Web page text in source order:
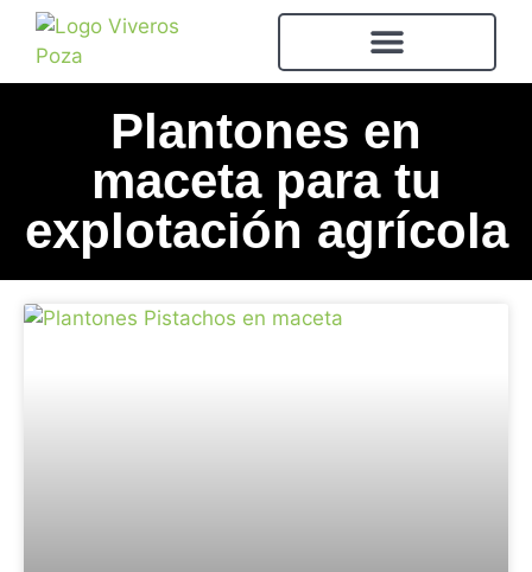
Plantones en
maceta para tu
explotación agrícola